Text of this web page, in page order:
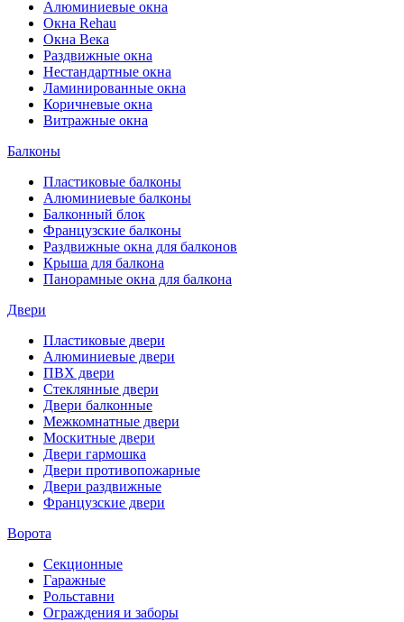
Алюминиевые окна
Окна Rehau
Окна Века
Раздвижные окна
Нестандартные окна
Ламинированные окна
Коричневые окна
Витражные окна
Балконы
Пластиковые балконы
Алюминиевые балконы
Балконный блок
Французские балконы
Раздвижные окна для балконов
Крыша для балкона
Панорамные окна для балкона
Двери
Пластиковые двери
Алюминиевые двери
ПВХ двери
Стеклянные двери
Двери балконные
Межкомнатные двери
Москитные двери
Двери гармошка
Двери противопожарные
Двери раздвижные
Французские двери
Ворота
Секционные
Гаражные
Рольставни
Ограждения и заборы